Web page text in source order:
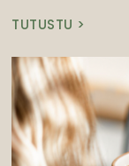
TUTUSTU >